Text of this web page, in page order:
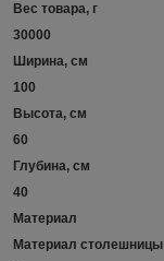
Вес товара, г
30000
Ширина, см
100
Высота, см
60
Глубина, см
40
Материал
Материал столешницы